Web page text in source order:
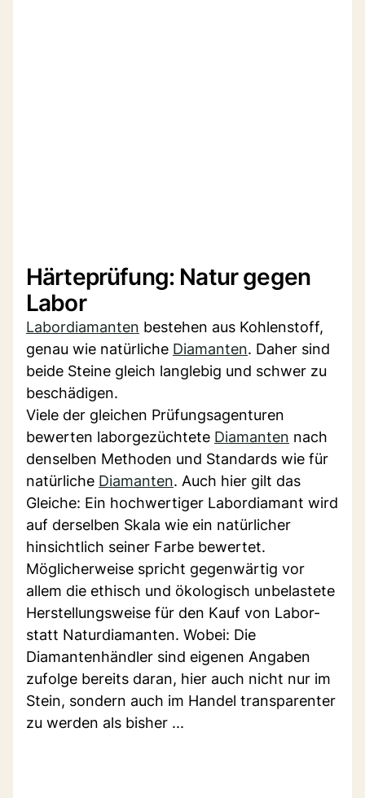
Härteprüfung: Natur gegen
Labor
Labordiamanten bestehen aus Kohlenstoff,
genau wie natürliche Diamanten. Daher sind
beide Steine gleich langlebig und schwer zu
beschädigen.
Viele der gleichen Prüfungsagenturen
bewerten laborgezüchtete Diamanten nach
denselben Methoden und Standards wie für
natürliche Diamanten. Auch hier gilt das
Gleiche: Ein hochwertiger Labordiamant wird
auf derselben Skala wie ein natürlicher
hinsichtlich seiner Farbe bewertet.
Möglicherweise spricht gegenwärtig vor
allem die ethisch und ökologisch unbelastete
Herstellungsweise für den Kauf von Labor-
statt Naturdiamanten. Wobei: Die
Diamantenhändler sind eigenen Angaben
zufolge bereits daran, hier auch nicht nur im
Stein, sondern auch im Handel transparenter
zu werden als bisher ...